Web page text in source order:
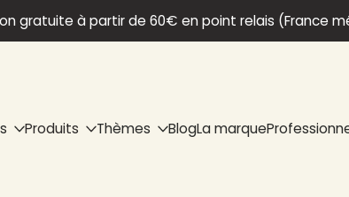
gratuite à partir de 60€ en point relais (France
Produits Thèmes BlogLa marque